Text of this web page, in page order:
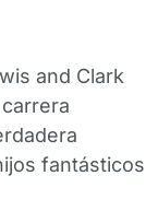
and Clark
fantásticos